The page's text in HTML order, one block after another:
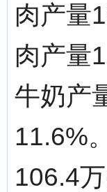
肉产量
肉产量
牛奶产
11.6%
106.4